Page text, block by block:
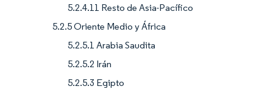
5.2.4.11 Resto de Asia-Pacífico
5.2.5 Oriente Medio y África
5.2.5.1 Arabia Saudita
5.2.5.2 Irán
5.2.5.3 Egipto